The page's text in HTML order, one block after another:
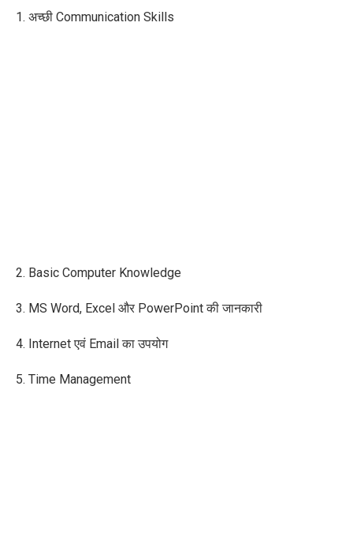
1. अच्छी Communication Skills
2. Basic Computer Knowledge
3. MS Word, Excel और PowerPoint की जानकारी
4. Internet एवं Email का उपयोग
5. Time Management